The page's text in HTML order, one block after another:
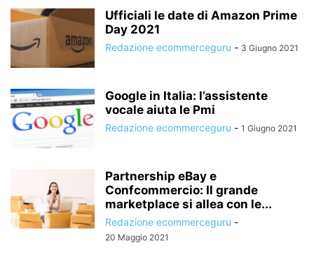
Ufficiali le date di Amazon Prime
Day 2021
Redazione ecommerceguru - 3 Giugno 2021
Google in Italia: l’assistente
vocale aiuta le Pmi
Redazione ecommerceguru - 1 Giugno 2021
Partnership eBay e
Confcommercio: Il grande
marketplace si allea con le...
Redazione ecommerceguru -
20 Maggio 2021